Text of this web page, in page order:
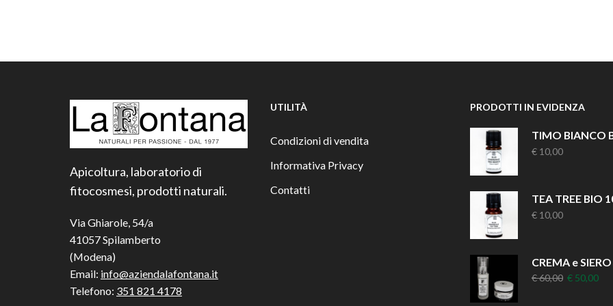
Apicoltura, laboratorio di
fitocosmesi, prodotti naturali.
Via Ghiarole, 54/a
41057 Spilamberto
(Modena)
Email: info@aziendalafontana.it
Telefono: 351 821 4178
UTILITÀ
Condizioni di vendita
Informativa Privacy
Contatti
PRODOTTI IN EVIDENZA
€ 10,00
TEA TREE BIO
€ 10,00
€60,00 Il€ 50,00Il